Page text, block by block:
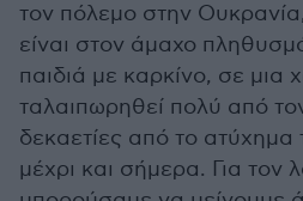
τον πόλεμο στην
είναι στον άμαχο
παιδιά με καρκίνο, σε μια
ταλαιπωρηθεί πολύ από
δεκαετίες από το ατύχημα
μέχρι και σήμερα. Για τον